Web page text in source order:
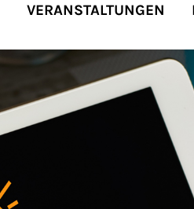
Have any questions?
+44 1234 567 890
Drop us a line
info@yourdomain.com
VERANSTALTUNGEN